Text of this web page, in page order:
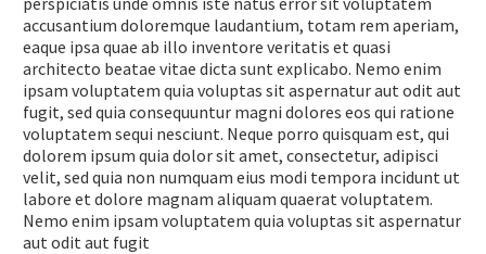
accusantium doloremque laudantium, totam rem aperiam,
eaque ipsa quae ab illo inventore veritatis et quasi
architecto beatae vitae dicta sunt explicabo. Nemo enim
ipsam voluptatem quia voluptas sit aspernatur aut odit aut
fugit, sed quia consequuntur magni dolores eos qui ratione
voluptatem sequi nesciunt. Neque porro quisquam est, qui
dolorem ipsum quia dolor sit amet, consectetur, adipisci
velit, sed quia non numquam eius modi tempora incidunt ut
labore et dolore magnam aliquam quaerat voluptatem.
Nemo enim ipsam voluptatem quia voluptas sit aspernatur
aut odit aut fugit